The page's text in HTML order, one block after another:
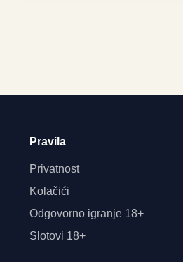
Pravila
Privatnost
Kolačići
Odgovorno igranje 18+
Slotovi 18+